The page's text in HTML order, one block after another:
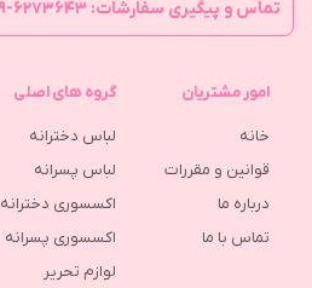
تماس و پیگیری سفارشات: ۶۲۷۳۶۴۳-۰۹۱۹
امور مشتریان
خانه
قوانین و مقررات
درباره ما
تماس با ما
گروه های اصلی
لباس دخترانه
لباس پسرانه
اکسسوری دخترانه
اکسسوری پسرانه
لوازم تحریر